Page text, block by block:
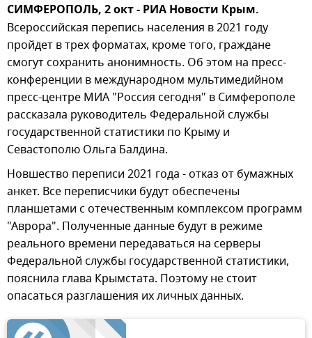
СИМФЕРОПОЛЬ, 2 окт - РИА Новости Крым.
Всероссийская перепись населения в 2021 году
пройдет в трех форматах, кроме того, граждане
смогут сохранить анонимность. Об этом на пресс-
конференции в международном мультимедийном
пресс-центре МИА "Россия сегодня" в Симферополе
рассказала руководитель Федеральной службы
государственной статистики по Крыму и
Севастополю Ольга Балдина.
Новшество переписи 2021 года - отказ от бумажных
анкет. Все переписчики будут обеспечены
планшетами с отечественным комплексом программ
"Аврора". Полученные данные будут в режиме
реального времени передаваться на серверы
Федеральной службы государственной статистики,
пояснила глава Крымстата. Поэтому не стоит
опасаться разглашения их личных данных.